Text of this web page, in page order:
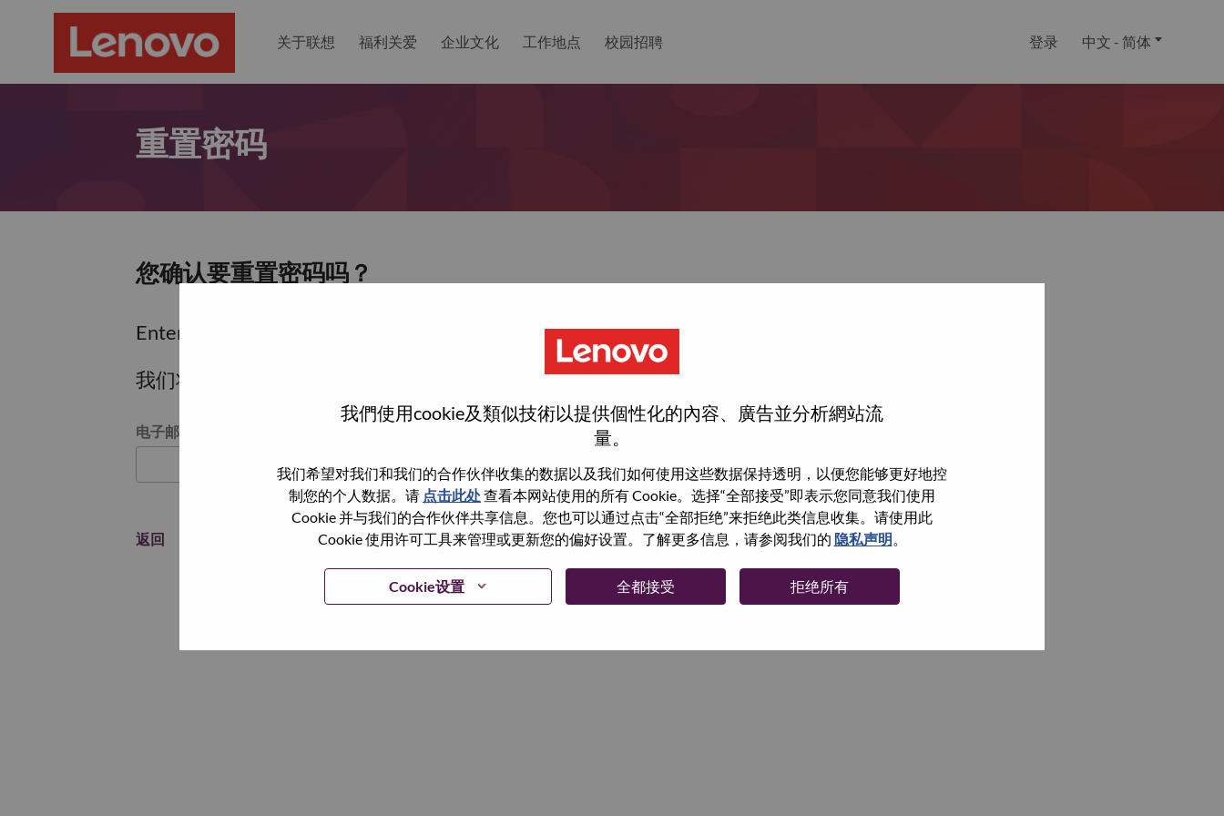
我們使用cookie及類似技術以提供個性化的內容、廣告並分析網站流
量。
我们希望对我们和我们的合作伙伴收集的数据以及我们如何使用这些数据保持透明，以便您能够更好地控
制您的个人数据。请 点击此处查看本网站使用的所有 Cookie。选择“全部接受”即表示您同意我们使用
Cookie 并与我们的合作伙伴共享信息。您也可以通过点击“全部拒绝”来拒绝此类信息收集。请使用此
Cookie 使用许可工具来管理或更新您的偏好设置。了解更多信息，请参阅我们的 隐私声明
Cookie设置 全都接受 拒绝所有
关于联想 福利关爱 企业文化 工作地点 校园招聘 登录 中文 - 简体
重置密码
您确认要重置密码吗？
Enter the email address associated with your account, then click "Continue".
我们将通过电子邮件向您发送一个链接以重置您的密码。
通过电子邮件重置密码
电子邮箱
继续
返回